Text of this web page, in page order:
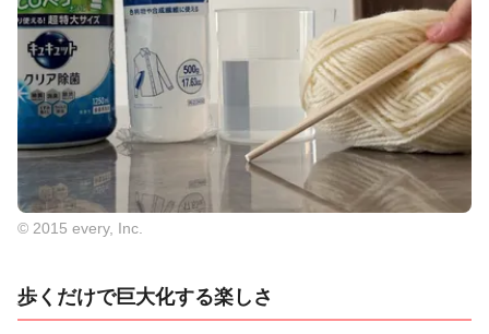
© 2015 every, Inc.
歩くだけで巨大化する楽しさ